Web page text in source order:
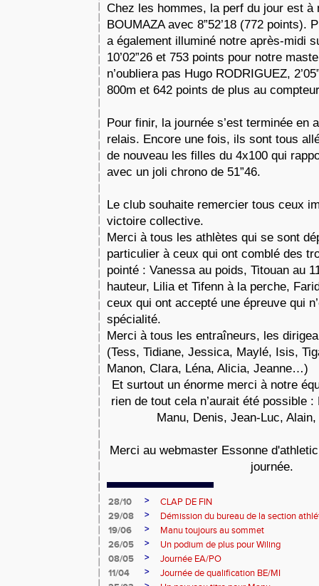
Chez les hommes, la perf du jour est à
BOUMAZA avec 8”52’18 (772 points).
a également illuminé notre après-midi
10’02”26 et 753 points pour notre
n’oubliera pas Hugo RODRIGUEZ,
800m et 642 points de plus au
Pour finir, la journée s’est terminée en
relais. Encore une fois, ils sont tous
de nouveau les filles du 4x100 qui
avec un joli chrono de 51”46.
Le club souhaite remercier tous ceux
victoire collective.
Merci à tous les athlètes qui se sont
particulier à ceux qui ont comblé des
pointé : Vanessa au poids, Titouan au
hauteur, Lilia et Tifenn à la perche,
ceux qui ont accepté une épreuve qui
spécialité.
Merci à tous les entraîneurs, les
(Tess, Tidiane, Jessica, Maylé, Isis,
Manon, Clara, Léna, Alicia, Jeanne…)
Et surtout un énorme merci à notre
rien de tout cela n’aurait été possible
Manu, Denis, Jean-Luc,
Merci au webmaster Essonne
journée.
28/10 >
CLAP DE FIN
29/08
>
Démission du bureau de la section
19/06
>
Manu toujours au sommet
26/05
>
Un podium de plus pour Wiling
08/05
>
Journée EA/PO
11/04
>
Journée de qualification BE/MI